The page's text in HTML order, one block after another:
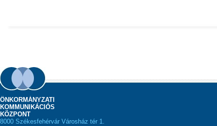
ÖNKORMÁNYZATI
KOMMUNIKÁCIÓS
KÖZPONT
8000 Székesfehérvár Városház tér 1.